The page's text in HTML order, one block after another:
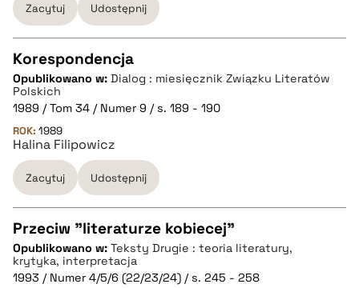
BIBTEX
pobierz cytat
Zacytuj Udostępnij
CZYSTY TEKST
pobierz cytat
BIBTEX
pobierz cytat
Korespondencja
Opublikowano w: Dialog : miesięcznik Związku Literatów
Polskich
1989 / Tom 34 / Numer 9 / s. 189 - 190
ROK: 1989
Halina Filipowicz
Zacytuj Udostępnij
CZYSTY TEKST
Przeciw "literaturze kobiecej"
Opublikowano w: Teksty Drugie : teoria literatury,
krytyka, interpretacja
1993 / Numer 4/5/6 (22/23/24) / s. 245 - 258